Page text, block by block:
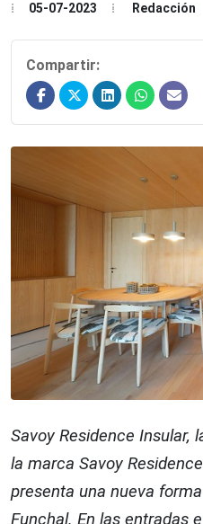
05-07-2023 Redacción
Compartir:
Savoy Residence Insular,
la marca Savoy
presenta una nueva
Funchal. En las entradas